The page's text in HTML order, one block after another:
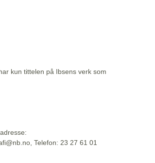
kun tittelen på Ibsens verk som
Telefon: 23 27 61 01